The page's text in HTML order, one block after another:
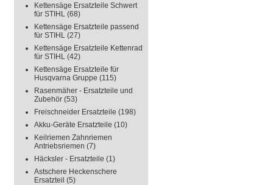
Kettensäge Ersatzteile Schwert
für STIHL (68)
Kettensäge Ersatzteile passend
für STIHL (27)
Kettensäge Ersatzteile Kettenrad
für STIHL (42)
Kettensäge Ersatzteile für
Husqvarna Gruppe (115)
Rasenmäher - Ersatzteile und
Zubehör (53)
Freischneider Ersatzteile (198)
Akku-Geräte Ersatzteile (10)
Keilriemen Zahnriemen
Antriebsriemen (7)
Häcksler - Ersatzteile (1)
Astschere Heckenschere
Ersatzteil (5)